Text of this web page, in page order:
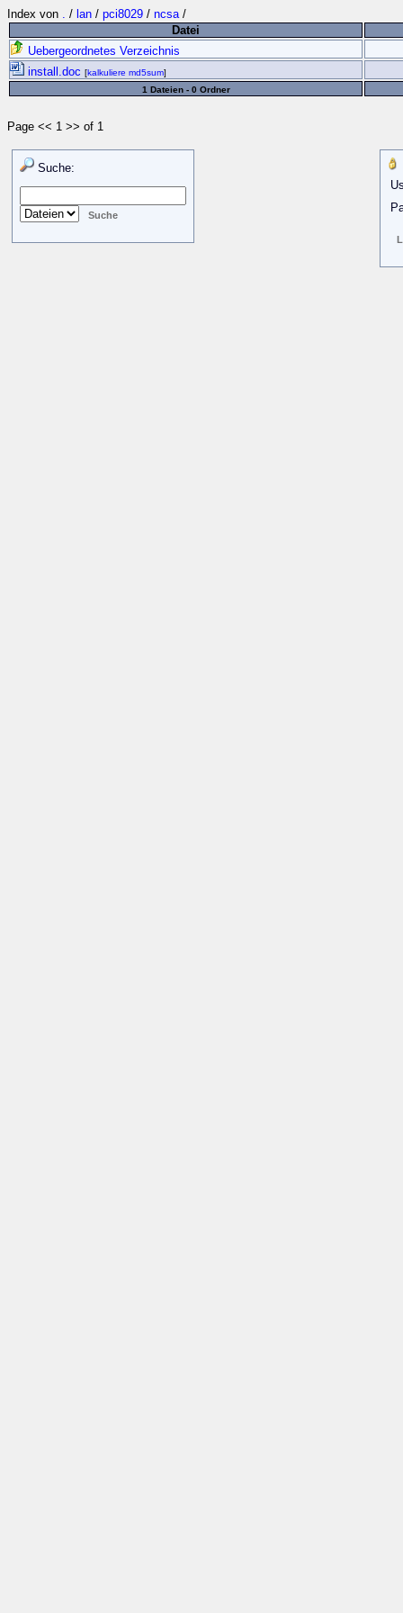
Index von . / lan / pci8029 / ncsa/
Datei
Uebergeordnetes Verzeichnis
install.doc [kalkuliere md5sum]
1 Dateien - 0 Ordner
Page << 1 >> of 1
Suche: